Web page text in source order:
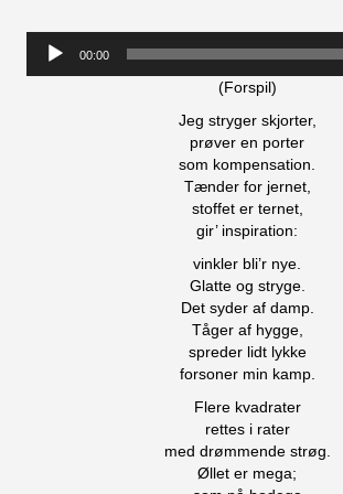
Lydafspiller
00:00
(Forspil)
Jeg stryger skjorter,
prøver en porter
som kompensation.
Tænder for jernet,
stoffet er ternet,
gir’ inspiration:
vinkler bli’r nye.
Glatte og stryge.
Det syder af damp.
Tåger af hygge,
spreder lidt lykke
forsoner min kamp.
Flere kvadrater
rettes i rater
med drømmende strøg.
Øllet er mega;